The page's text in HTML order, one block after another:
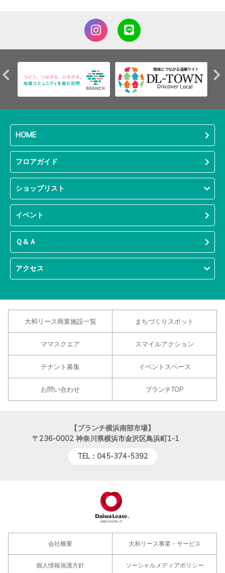
HOME
フロアガイド
ショップリスト
イベント
Ｑ＆Ａ
アクセス
大和リース商業施設一覧 まちづくりスポット
ママスクエア スマイルアクション
テナント募集 イベントスペース
お問い合わせ ブランチTOP
【ブランチ横浜南部市場】
〒236-0002 神奈川県横浜市金沢区鳥浜町1-1
TEL：045-374-5392
会社概要 大和リース事業・サービス
個人情報保護方針 ソーシャルメディアポリシー